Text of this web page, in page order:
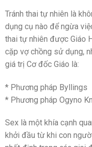
Tránh thai tự nhiên là
dụng cụ nào để ngừa
thai tự nhiên được Giáo
cặp vợ chồng sử dụng,
giá trị Cơ đốc Giáo là:
* Phương pháp Byllings
* Phương pháp Ogyno
Sex là một khía cạnh
khởi đầu từ khi con